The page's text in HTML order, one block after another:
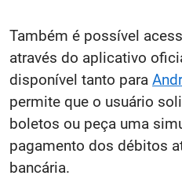
Também é possível
através do aplicativo
disponível tanto para
permite que o usuário
boletos ou peça uma
pagamento dos débitos
bancária.